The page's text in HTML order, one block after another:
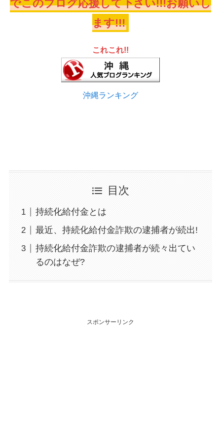
でこのブログ応援して下さい!!!お願いし
ます!!!
これこれ!!
沖縄ランキング
目次
持続化給付金とは
最近、持続化給付金詐欺の逮捕者が続出!
持続化給付金詐欺の逮捕者が続々出てい
るのはなぜ?
スポンサーリンク